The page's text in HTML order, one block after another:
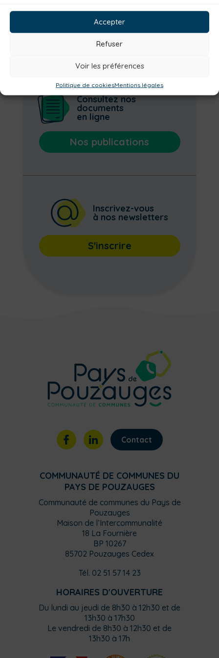
Accepter
Refuser
Voir les préférences
Politique de cookiesMentions légales
Consultez nos
documents
en ligne
Nos publications
Inscrivez-vous
à nos newsletters
S'inscrire
Contact
COMMUNAUTÉ DE COMMUNES DU
PAYS DE POUZAUGES
Communauté de communes du Pays de
Pouzauges
Maison de l’Intercommunalité
18 La Fournière
BP 10267
85702 Pouzauges Cedex
Tél. 02 51 57 14 23
HORAIRES D'OUVERTURE
Du lundi au jeudi de 8h30 à 12h30 et de
13h30 à 17h30
Le vendredi de 8h30 à 12h30 et de
13h30 à 17h